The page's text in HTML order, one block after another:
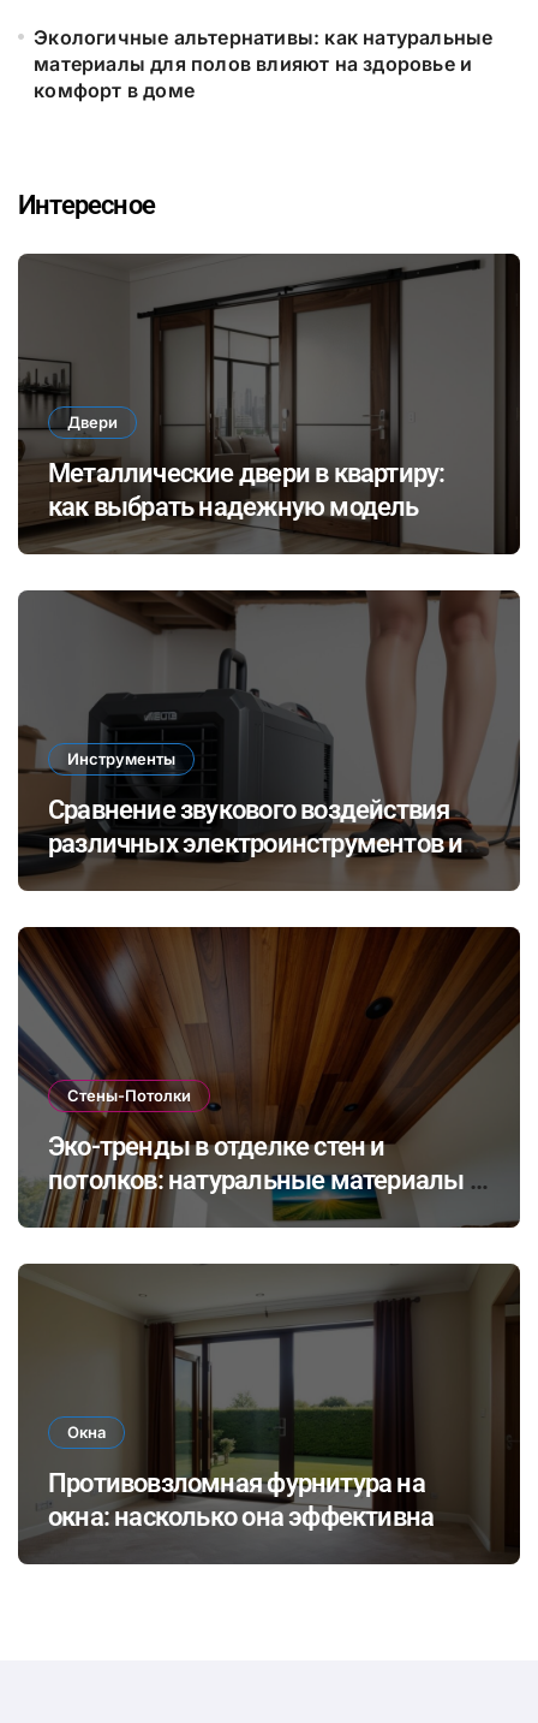
Экологичные альтернативы: как натуральные
материалы для полов влияют на здоровье и
комфорт в доме
Интересное
Двери
Металлические двери в квартиру:
как выбрать надежную модель
Инструменты
Сравнение звукового воздействия
различных электроинструментов и
его влияние на здоровье при ремонте
Стены-Потолки
Эко-тренды в отделке стен и
потолков: натуральные материалы и
экологичные покрытия для
Окна
Противовзломная фурнитура на
окна: насколько она эффективна